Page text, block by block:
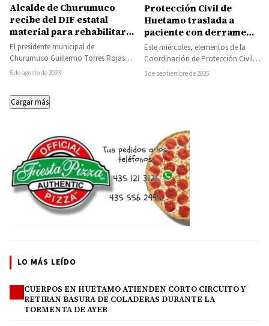
Alcalde de Churumuco
recibe del DIF estatal
material para rehabilitar
comedor comunitario
El presidente municipal de
Churumuco Guillermo Torres Rojas,
recibió del Sistema DIF Michoacán
5 de agosto de 2023
Protección Civil de
Huetamo traslada a
paciente con derrame
cerebral a Morelia
Este miércoles, elementos de la
Coordinación de Protección Civil
Municipal de Huetamo realizaron el
3 de septiembre de 2025
Cargar más
LO MÁS LEÍDO
CUERPOS EN HUETAMO ATIENDEN CORTO CIRCUITO Y
RETIRAN BASURA DE COLADERAS DURANTE LA
TORMENTA DE AYER